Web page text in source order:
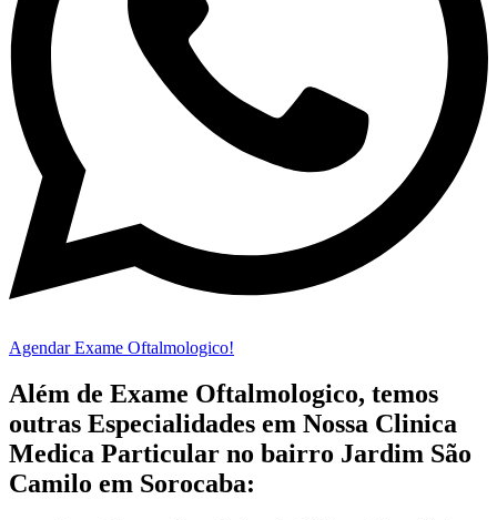
Agendar Exame Oftalmologico!
Além de Exame Oftalmologico, temos
outras Especialidades em Nossa Clinica
Medica Particular no bairro Jardim São
Camilo em Sorocaba: